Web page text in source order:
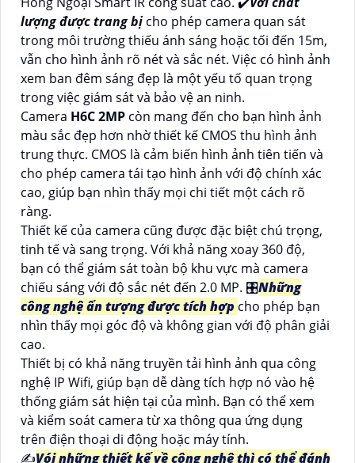
lượng được trang bị cho phép camera quan sát
trong môi trường thiếu ánh sáng hoặc tối đến 15m,
vẫn cho hình ảnh rõ nét và sắc nét. Việc có hình ảnh
xem ban đêm sáng đẹp là một yếu tố quan trọng
trong việc giám sát và bảo vệ an ninh.
Camera H6C 2MP còn mang đến cho bạn hình ảnh
màu sắc đẹp hơn nhờ thiết kế CMOS thu hình ảnh
trung thực. CMOS là cảm biến hình ảnh tiên tiến và
cho phép camera tái tạo hình ảnh với độ chính xác
cao, giúp bạn nhìn thấy mọi chi tiết một cách rõ
ràng.
Thiết kế của camera cũng được đặc biệt chú trọng,
tinh tế và sang trọng. Với khả năng xoay 360 độ,
bạn có thể giám sát toàn bộ khu vực mà camera
chiếu sáng với độ sắc nét đến 2.0 MP. 🎛Những
công nghệ ấn tượng được tích hợp cho phép bạn
nhìn thấy mọi góc độ và không gian với độ phân giải
cao.
Thiết bị có khả năng truyền tải hình ảnh qua công
nghệ IP Wifi, giúp bạn dễ dàng tích hợp nó vào hệ
thống giám sát hiện tại của mình. Bạn có thể xem
và kiểm soát camera từ xa thông qua ứng dụng
trên điện thoại di động hoặc máy tính.
✍️Vói những thiết kế về công nghệ thì có thể đánh